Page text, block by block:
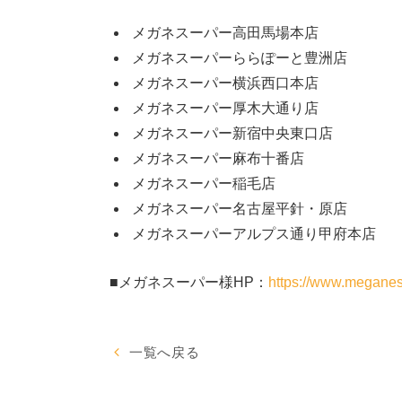
メガネスーパー高田馬場本店
メガネスーパーららぽーと豊洲店
メガネスーパー横浜西口本店
メガネスーパー厚木大通り店
メガネスーパー新宿中央東口店
メガネスーパー麻布十番店
メガネスーパー稲毛店
メガネスーパー名古屋平針・原店
メガネスーパーアルプス通り甲府本店
■メガネスーパー様HP： https://
一覧へ戻る